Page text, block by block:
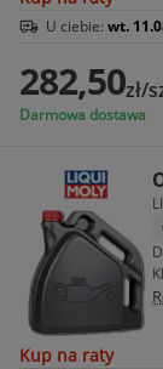
U ciebie: wt.
282,50zł/
Darmowa dostawa
Kup na raty